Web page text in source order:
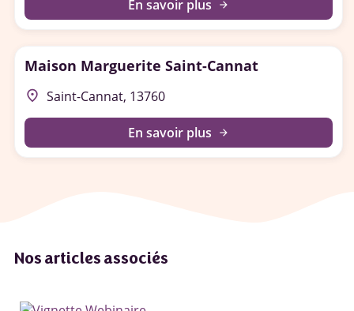
En savoir plus arrow_forward
Maison Marguerite Saint-Cannat
place Saint-Cannat, 13760
En savoir plus arrow_forward
Nos articles associés